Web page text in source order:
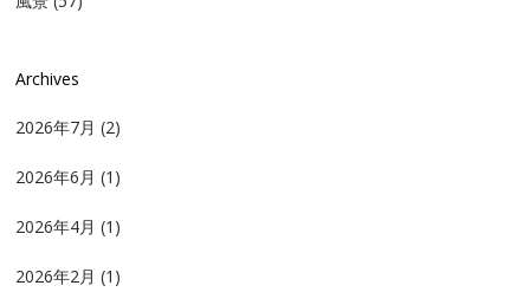
Archives
2026年7月 (2)
2026年6月 (1)
2026年4月 (1)
2026年2月 (1)